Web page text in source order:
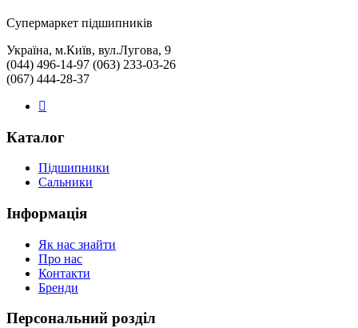
Cупермаркет підшипників
Україна, м.Київ, вул.Лугова, 9
(044) 496-14-97 (063) 233-03-26
(067) 444-28-37
Каталог
Підшипники
Сальники
Інформація
Як нас знайти
Про нас
Контакти
Бренди
Персональний розділ